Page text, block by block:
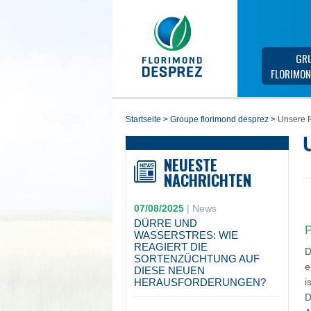
startseite > groupe florimond desprez > Unsere
NEUESTE
NACHRICHTEN
07/08/2025| News
DÜRRE UND
WASSERSTRES: WIE
REAGIERT DIE
SORTENZÜCHTUNG AUF
DIESE NEUEN
HERAUSFORDERUNGEN?